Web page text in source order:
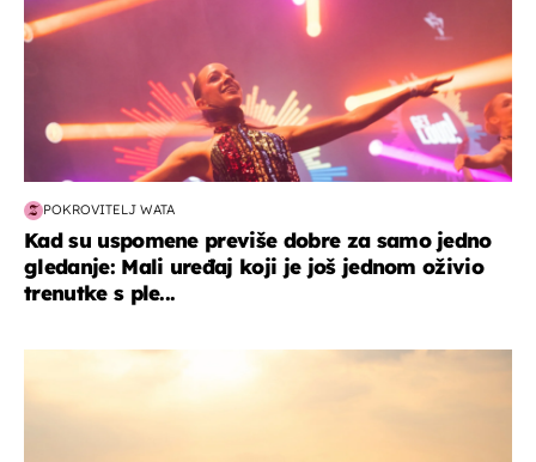
POKROVITELJ WATA
Kad su uspomene previše dobre za samo jedno
gledanje: Mali uređaj koji je još jednom oživio
trenutke s ple...